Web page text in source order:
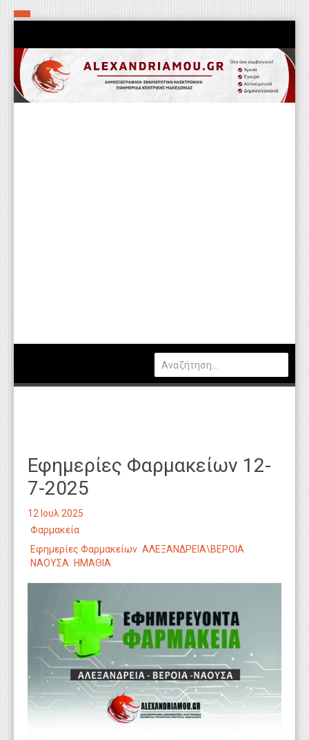
Εφημερίες Φαρμακείων 12-
7-2025
12 Ιουλ 2025
Φαρμακεία
Εφημερίες Φαρμακείων ΑΛΕΞΑΝΔΡΕΙΑ\ΒΕΡΟΙΑ
ΝΑΟΥΣΑ ΗΜΑΘΙΑ
Αρχική
Τα εν δήμω εν οίκω
Πολιτιστικά-Εκκλησιαστικά
Καιρός
Τεχνολογία
Εκπαίδευση
Υγεία
Γενικά
Κυτίο Παραπόνων Πολιτών